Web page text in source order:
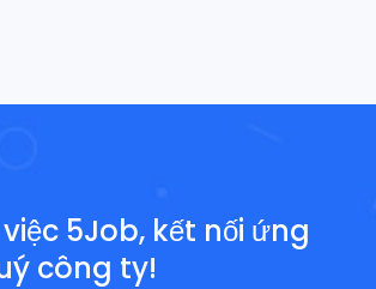
5Job, kết nối ứng
công ty!